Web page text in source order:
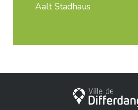
Aalt Stadhaus
City of Differdange